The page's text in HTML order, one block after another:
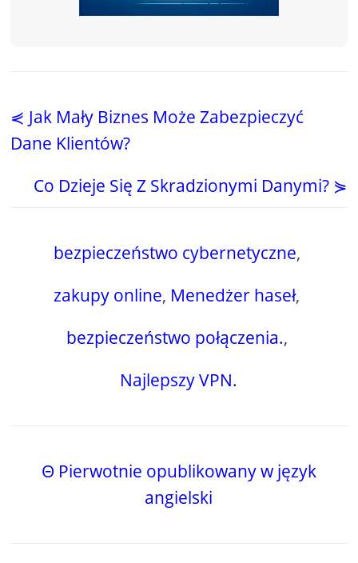
⋞ Jak Mały Biznes Może Zabezpieczyć
Dane Klientów?
Co Dzieje Się Z Skradzionymi Danymi? ⋟
bezpieczeństwo cybernetyczne,
zakupy online, Menedżer haseł,
bezpieczeństwo połączenia.,
Najlepszy VPN.
Θ Pierwotnie opublikowany w język
angielski